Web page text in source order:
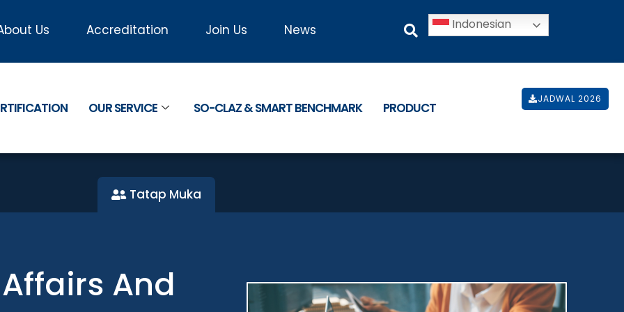
Us Accreditation Join Us News Indonesian
OUR SERVICE SO-CLAZ & SMART BENCHMARK PRODUCT
JADWAL 2026
Tatap Muka
And